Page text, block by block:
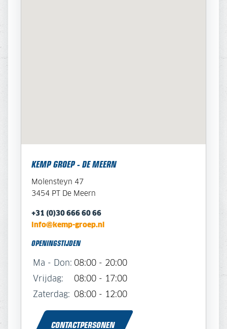
KEMP GROEP - DE MEERN
Molensteyn 47
3454 PT De Meern
+31 (0)30 666 60 66
info@kemp-groep.nl
OPENINGSTIJDEN
Ma - Don: 08:00 - 20:00
Vrijdag:
08:00 - 17:00
Zaterdag:
08:00 - 12:00
CONTACTPERSONEN